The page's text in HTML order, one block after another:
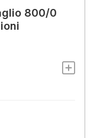
800/0